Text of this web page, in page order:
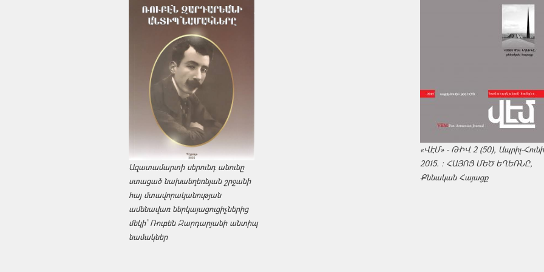
Ազատամարտի սերունդ անունը
ստացած նախաեղեռնյան շրջանի
հայ մտավորականության
ամենավառ ներկայացուցիչներից
մեկի՝ Ռուբեն Զարդարյանի անտիպ
նամակներ
«ՎԷՄ» - ԹԻՎ 2 (50), Ապրիլ-
2015. : ՀԱՅՈՑ ՄԵԾ ԵՂԵՌՆԸ,
Քննական Հայացք